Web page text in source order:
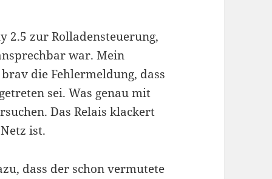
2.5 zur Rolladensteuerung,
war. Mein
die Fehlermeldung, dass
sei. Was genau mit
Das Relais klackert
ist.
dass der schon vermutete